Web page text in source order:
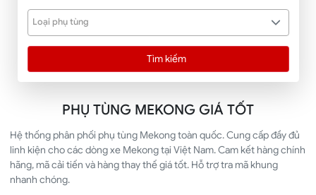
Loại phụ tùng
Tìm kiếm
PHỤ TÙNG MEKONG GIÁ TỐT
Hệ thống phân phối phụ tùng Mekong toàn quốc. Cung cấp đầy đủ
linh kiện cho các dòng xe Mekong tại Việt Nam. Cam kết hàng chính
hãng, mã cải tiến và hàng thay thế giá tốt. Hỗ trợ tra mã khung
nhanh chóng.